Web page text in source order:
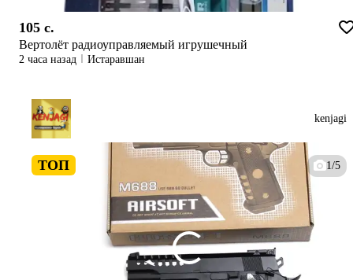
105 c.
Вертолёт радиоуправляемый игрушечный
2 часа назад Истаравшан
kenjagi
ТОП 1/5